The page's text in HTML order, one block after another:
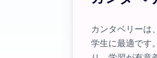
カンタベリーは
学生に最適です